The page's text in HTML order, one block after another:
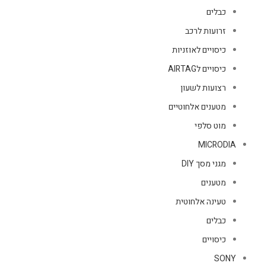
כבלים
זרועות לרכב
כיסויים לאוזניות
כיסויים לAIRTAG
רצועות לשעון
מטענים אלחוטיים
מוט סלפי
MICRODIA
מגני מסך DIY
מטענים
טעינה אלחוטית
כבלים
כיסויים
SONY